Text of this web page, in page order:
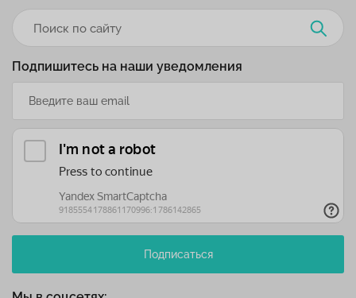
Подпишитесь на наши уведомления
Подписаться